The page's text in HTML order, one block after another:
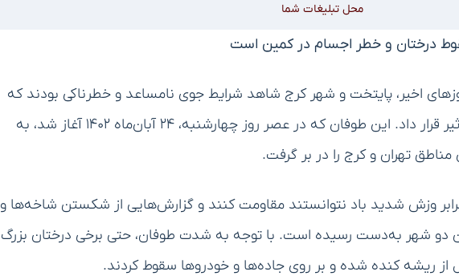
محل تبلیغات شما
درختان و خطر اجسام در کمین است
اخیر، پایتخت و شهر کرج شاهد شرایط جوی نامساعد و خطرناکی بودند که
زندگی روزمره شهروندان را تحت تأثیر قرار داد. این طوفان که در عصر روز چهارشنبه، ۲۴ آبان‌ماه ۱۴۰۲ آغاز شد، به
تهران و کرج را در بر گرفت.
وزش شدید باد نتوانستند مقاومت کنند و گزارش‌هایی از شکستن شاخه‌ها و
دو شهر به‌دست رسیده است. با توجه به شدت طوفان، حتی برخی درختان بزرگ
از ریشه کنده شده و بر روی جاده‌ها و خودروها سقوط کردند.